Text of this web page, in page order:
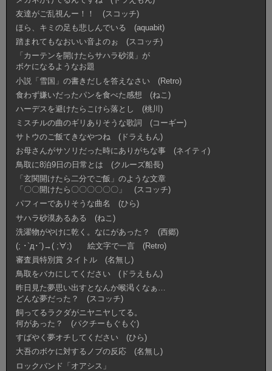
友達がご乱視んー！！ (スコッチ)
ほら、キミの足も悲しんでいる (aquabit)
踏まれてもなおいい音よのぉ (スコッチ)
「カーテンを開けたらサハラ砂漠」が
ボケになるようなお題
小説「雪国」の書きだしを答えなさい (Retro)
食わず嫌いだったパンを食べた感想 (ねこ)
ハーデスを避けたらこけら落とし (桃川)
ミスチルの曲のギリありそうな歌詞 (コーギー)
サトウのご飯てきなやつね (ドラえもん)
お母さんがサソリだった時にありがちな事 (ネイティ)
鳥取に8泊9日の日常とは (クルーズ船長)
「玄関開けたら二分でご飯」のような文章
「〇〇開けたら〇〇〇〇〇〇」 (スコッチ)
パフィーでありそうな曲名 (ひら)
サハラ砂漠あるある (ねこ)
洗濯物がやけに乾く。なにがあった？ (西郷)
(; ･`д･´)→( ;∀;) 絵文字で一言 (Retro)
審査員特別賞 タイトル (名無し)
鳥取をバカにしてください (ドラえもん)
昨日見た夢思い出すとなんか喉渇くなぁ…
どんな夢だった？ (スコッチ)
飼ってるラクダがニヤニヤしてる。
何があった？ (パクチーもぐもぐ)
すばやく夢オチしてください (ひら)
大吾のボケに対するノブの反応 (名無し)
ロックバンド「オアシス」